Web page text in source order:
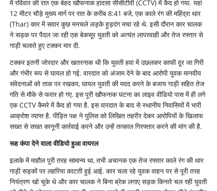
में रविवार की रात एक बेहद खौफनाक हादसा सीसीटीवी (CCTV) में कैद हो गया. यहां
12 मीटर चौड़े मुख्य मार्ग पर रात के करीब 8:41 बजे, एक काले रंग की महिंद्रा थार
(Thar) कार में सवार कुछ मनचले लड़के हुड़दंग मचा रहे थे. इसी दौरान कार चालक
ने सड़क पर पैदल जा रही एक बेकसूर युवती को अत्यंत लापरवाही और तेज रफ्तार से
गाड़ी चलाते हुए टक्कर मार दी.
टक्कर इतनी जोरदार और खतरनाक थी कि युवती हवा में उछलकर काफी दूर जा गिरी
और गंभीर रूप से घायल हो गई. वारदात को अंजाम देने के बाद आरोपी युवक मानवीय
संवेदनाओं को ताक पर रखकर, घायल युवती की मदद करने के बजाय गाड़ी सहित तेज
गति से मौके से फरार हो गए. इस पूरी खौफनाक घटना का लाइव वीडियो पास में ही लगे
एक CCTV कैमरे में कैद हो गया है. इस वारदात के बाद से स्थानीय निवासियों में भारी
आक्रोश व्याप्त है. पीड़ित पक्ष ने पुलिस को लिखित तहरीर देकर आरोपियों के खिलाफ
सख्त से सख्त कानूनी कार्रवाई करने और उन्हें तत्काल गिरफ्तार करने की मांग की है.
रूह कंपा देने वाला वीडियो हुआ वायरल
इलाके में माहौल पूरी तरह सामान्य था, तभी अचानक एक तेज रफ्तार काले रंग की थार
गाड़ी सड़कों पर लहरिया काटती हुई आई. कार चला रहे युवक वाहन पर से पूरी तरह
नियंत्रण खो चुके थे और कार चालक ने बिना ब्रेक लगाए सड़क किनारे चल रही युवती